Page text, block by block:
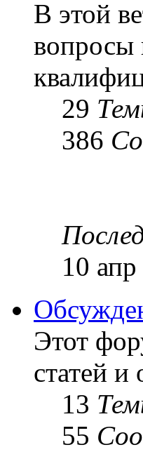
В этой
вопросы
29
386
10
Этот
статей
13
55